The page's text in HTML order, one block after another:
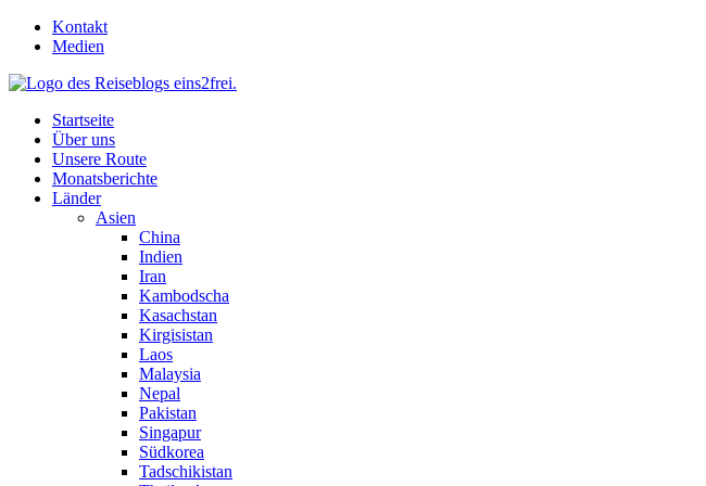
Skip
Kontakt
Medien
Startseite
Über uns
Unsere Route
Monatsberichte
Länder
Asien
China
Indien
Iran
Kambodscha
Kasachstan
Kirgisistan
Laos
Malaysia
Nepal
Pakistan
Singapur
Südkorea
Tadschikistan